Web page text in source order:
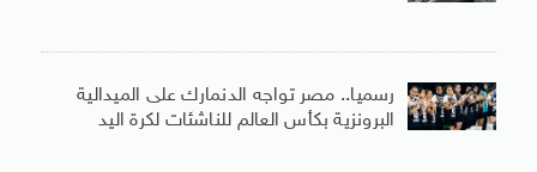
رسميا.. مصر تواجه الدنمارك على الميدالية
البرونزية بكأس العالم للناشئات لكرة اليد